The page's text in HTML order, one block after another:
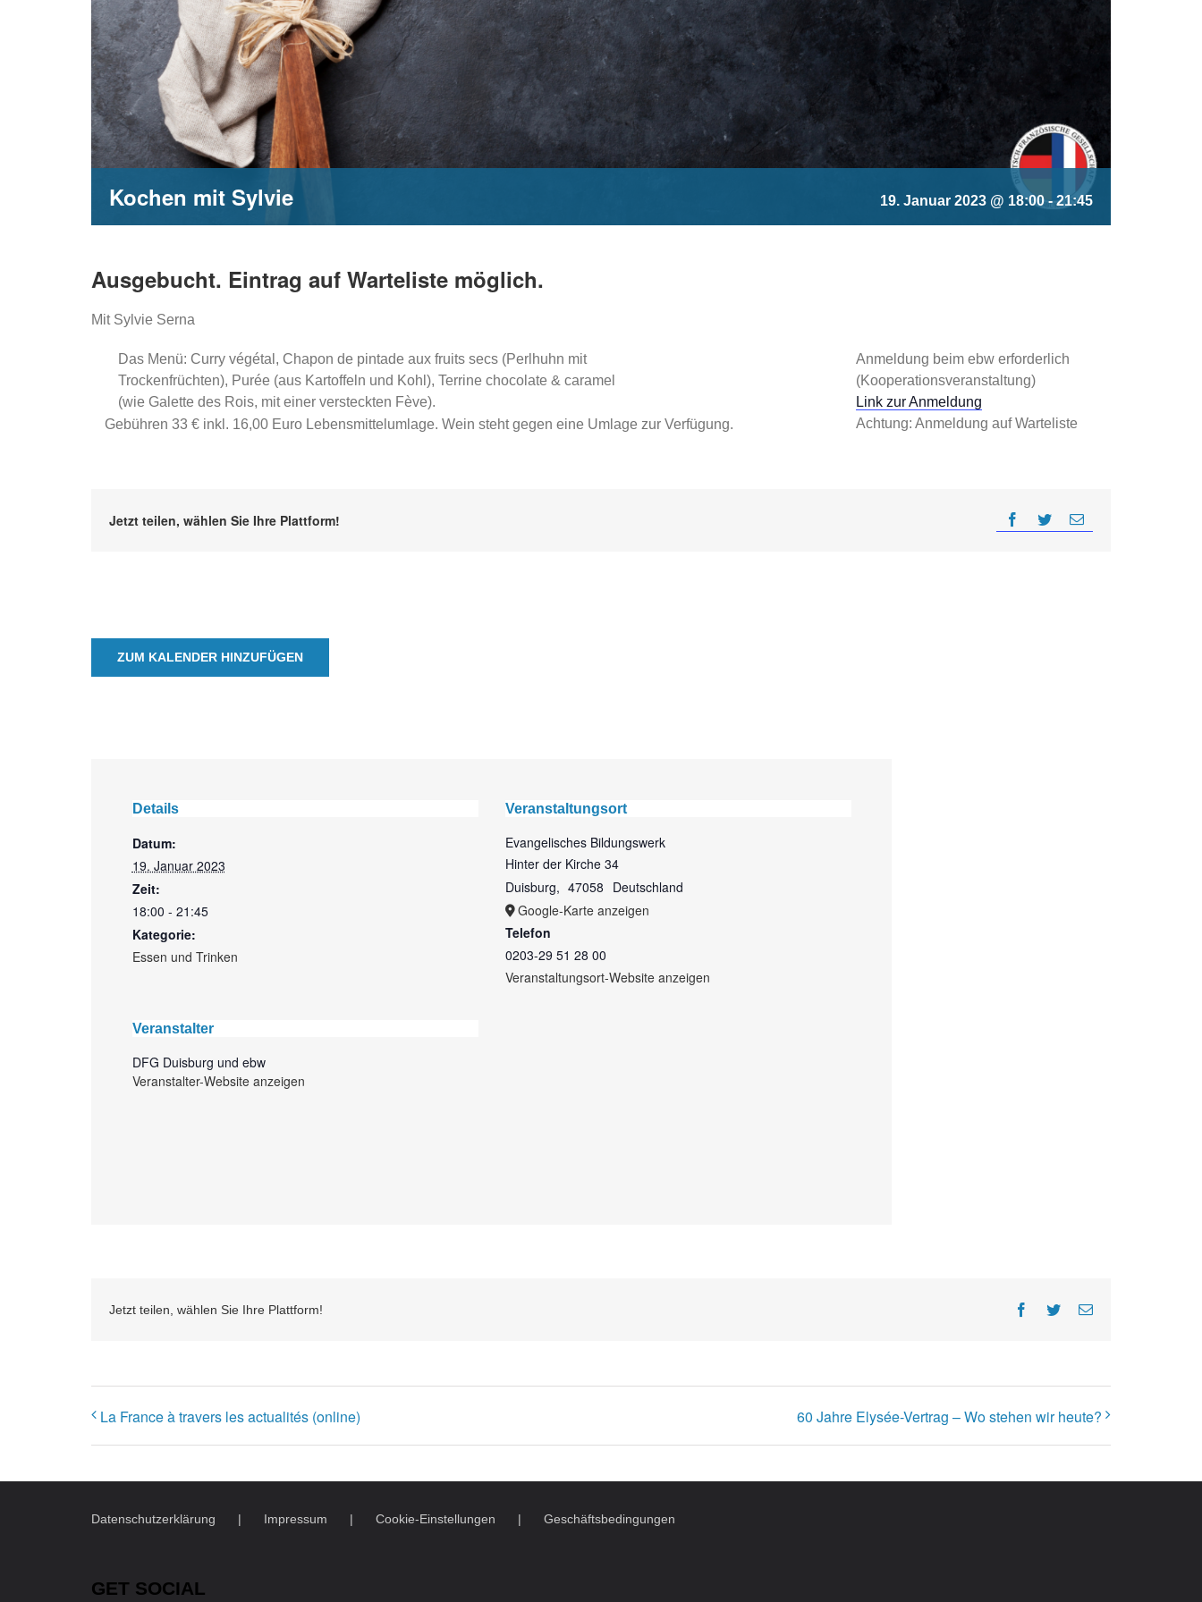
Kochen mit Sylvie 19. Januar 2023 @ 18:00-21:45
Ausgebucht. Eintrag auf Warteliste möglich.
Mit Sylvie Serna
Das Menü: Curry végétal, Chapon de pintade aux fruits secs (Perlhuhn mit
Trockenfrüchten), Purée (aus Kartoffeln und Kohl), Terrine chocolate & caramel
(wie Galette des Rois, mit einer versteckten Fève).
Gebühren 33 € inkl. 16,00 Euro Lebensmittelumlage. Wein steht gegen eine Umlage zur Verfügung.
Anmeldung beim ebw erforderlich
(Kooperationsveranstaltung)
Link zur Anmeldung
Achtung: Anmeldung auf Warteliste
Jetzt teilen, wählen Sie Ihre Plattform!
ZUM KALENDER HINZUFÜGEN
Details
Datum:
19. Januar 2023
Zeit:
18:00 - 21:45
Kategorie:
Essen und Trinken
Veranstalter
DFG Duisburg und ebw
Veranstalter-Website anzeigen
Veranstaltungsort
Evangelisches Bildungswerk
Hinter der Kirche 34
Duisburg, 47058 Deutschland
Google-Karte anzeigen
Telefon
0203-29 51 28 00
Veranstaltungsort-Website anzeigen
Jetzt teilen, wählen Sie Ihre Plattform! Facebook
TwitterE-
La France à travers les actualités (online) 60 Jahre Elysée-Vertrag – Wo stehen wir heute?
Datenschutzerklärung Impressum Cookie-Einstellungen Geschäftsbedingungen
GET SOCIAL